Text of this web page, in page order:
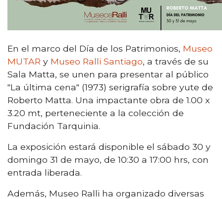
En el marco del Día de los Patrimonios, Museo
MUTAR y Museo Ralli Santiago, a través de su
Sala Matta, se unen para presentar al público
"La última cena" (1973) serigrafía sobre yute de
Roberto Matta. Una impactante obra de 1.00 x
3.20 mt, perteneciente a la colección de
Fundación Tarquinia.
La exposición estará disponible el sábado 30 y
domingo 31 de mayo, de 10:30 a 17:00 hrs, con
entrada liberada.
Además, Museo Ralli ha organizado diversas